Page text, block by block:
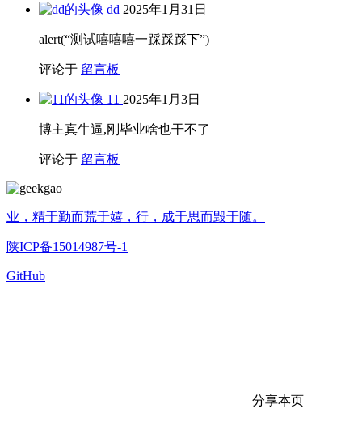
dd 2025年1月31日
alert(“测试嘻嘻嘻一踩踩踩下”)
评论于 留言板
11 2025年1月3日
博主真牛逼,刚毕业啥也干不了
评论于 留言板
业，精于勤而荒于嬉，行，成于思而毁于随。
陕ICP备15014987号-1
GitHub
分享本页